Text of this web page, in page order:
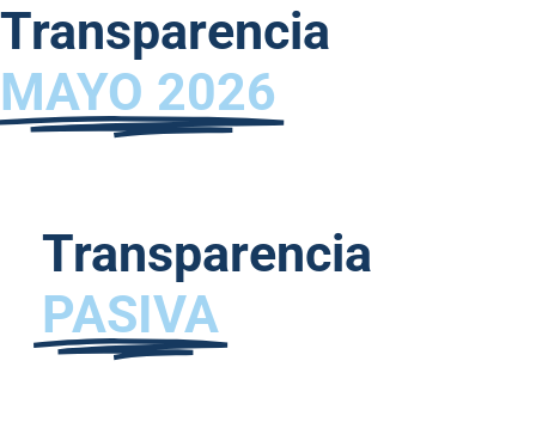
Transparencia
MAYO 2026
Transparencia
PASIVA